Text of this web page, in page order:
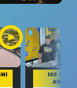
105 TAKE
AWAY